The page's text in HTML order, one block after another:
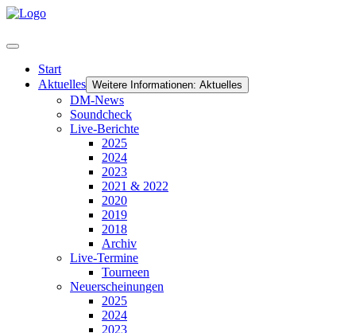
Start
Aktuelles Weitere Informationen: Aktuelles
DM-News
Soundcheck
Live-Berichte
2025
2024
2023
2021 & 2022
2020
2019
2018
Archiv
Live-Termine
Tourneen
Neuerscheinungen
2025
2024
2023